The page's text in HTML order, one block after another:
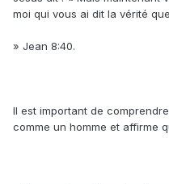
moi qui vous ai dit la vérité
» Jean 8:40.
Il est important de
comme un homme et affirme